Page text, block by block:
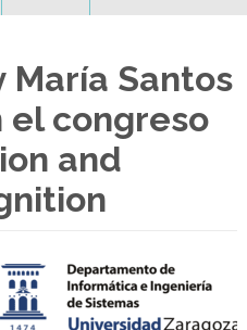
María Santos
el congreso
and